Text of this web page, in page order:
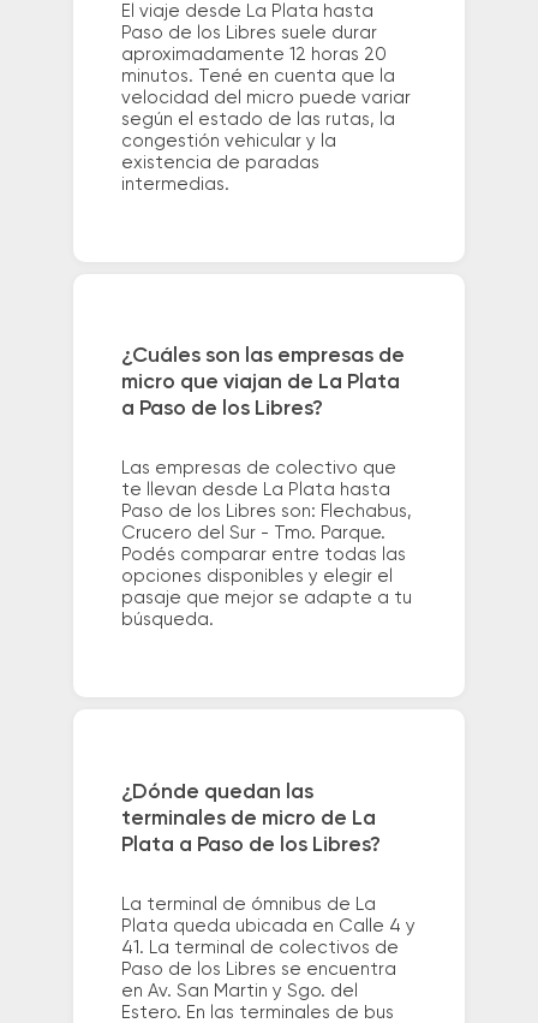
El viaje desde La Plata hasta
Paso de los Libres suele durar
aproximadamente 12 horas 20
minutos. Tené en cuenta que la
velocidad del micro puede variar
según el estado de las rutas, la
congestión vehicular y la
existencia de paradas
intermedias.
¿Cuáles son las empresas de
micro que viajan de La Plata
a Paso de los Libres?
Las empresas de colectivo que
te llevan desde La Plata hasta
Paso de los Libres son: Flechabus,
Crucero del Sur - Tmo. Parque.
Podés comparar entre todas las
opciones disponibles y elegir el
pasaje que mejor se adapte a tu
búsqueda.
¿Dónde quedan las
terminales de micro de La
Plata a Paso de los Libres?
La terminal de ómnibus de La
Plata queda ubicada en Calle 4 y
41. La terminal de colectivos de
Paso de los Libres se encuentra
en Av. San Martin y Sgo. del
Estero. En las terminales de bus